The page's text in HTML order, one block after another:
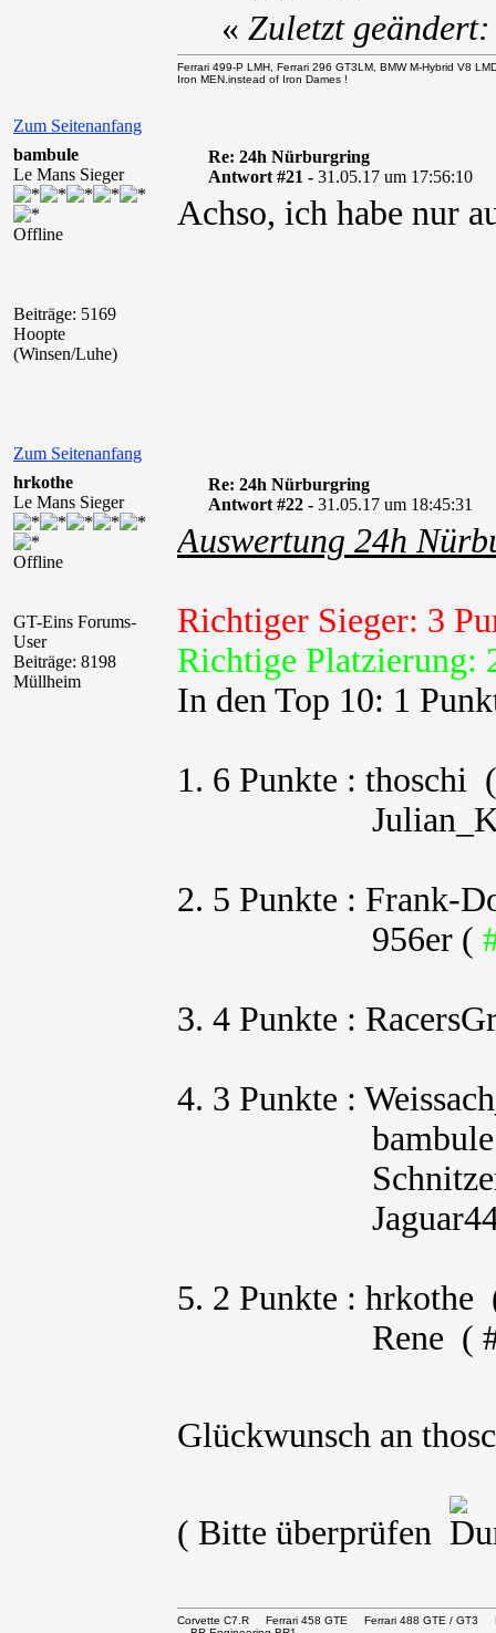
Zum Seitenanfang
« Zuletzt
Ferrari 499-P LMH, Ferrari 296 GT3LM, BMW M-Hybrid V8
Iron MEN.instead of Iron Dames !
bambule
Le Mans Sieger
Offline
Beiträge: 5169
Hoopte
(Winsen/Luhe)
Re: 24h Nürburgring
Antwort #21 - 31.05.17 um 17:56:10
Achso, ich habe nur
Zum Seitenanfang
hrkothe
Le Mans Sieger
Offline
GT-Eins Forums-
User
Beiträge: 8198
Müllheim
Re: 24h Nürburgring
Antwort #22 - 31.05.17 um 18:45:31
Auswertung 24h
Richtiger Sieger: 3
Richtige Platzierung:
In den Top 10: 1
1. 6 Punkte : thoschi
Julian_K ( #1 /
2. 5 Punkte : Frank-
956er (
3. 4 Punkte :
4. 3 Punkte :
bambule (
Jaguar44 (
5. 2 Punkte : hrkothe
Rene ( #8 /
Glückwunsch an
( Bitte überprüfen
Corvette C7.R Ferrari 458 GTE Ferrari 488 GTE /